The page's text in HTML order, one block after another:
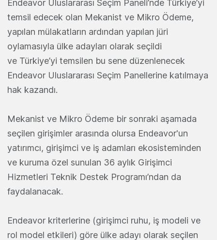
Endeavor Uluslararası Seçim Paneli’nde Türkiye’yi
temsil edecek olan Mekanist ve Mikro Ödeme,
yapılan mülakatların ardından yapılan jüri
oylamasıyla ülke adayları olarak seçildi
ve Türkiye’yi temsilen bu sene düzenlenecek
Endeavor Uluslararası Seçim Panellerine katılmaya
hak kazandı.
Mekanist ve Mikro Ödeme bir sonraki aşamada
seçilen girişimler arasında olursa Endeavor'un
yatırımcı, girişimci ve iş adamları ekosisteminden
ve kuruma özel sunulan 36 aylık Girişimci
Hizmetleri Teknik Destek Programı’ndan da
faydalanacak.
Endeavor kriterlerine (girişimci ruhu, iş modeli ve
rol model etkileri) göre ülke adayı olarak seçilen